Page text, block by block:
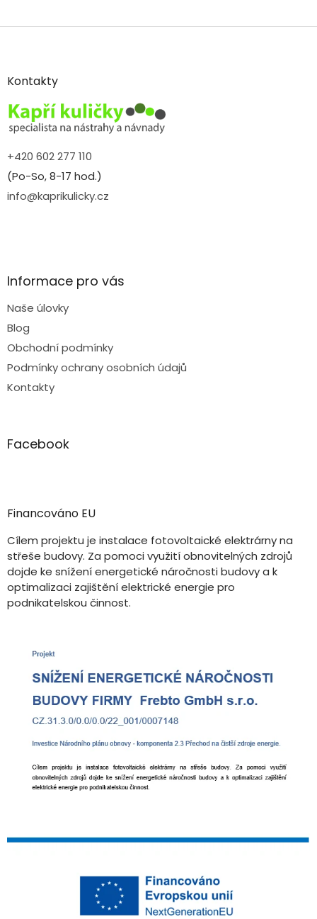
Z
aKontakty
+420 602 277 110
(Po-So, 8-17 hod.)
info@kaprikulicky.cz
Informace pro vás
Naše úlovky
Blog
Obchodní podmínky
Podmínky ochrany osobních údajů
Kontakty
Facebook
Financováno EU
Cílem projektu je instalace fotovoltaické elektrárny na
střeše budovy. Za pomoci využití obnovitelných zdrojů
dojde ke snížení energetické náročnosti budovy a k
optimalizaci zajištění elektrické energie pro
podnikatelskou činnost.